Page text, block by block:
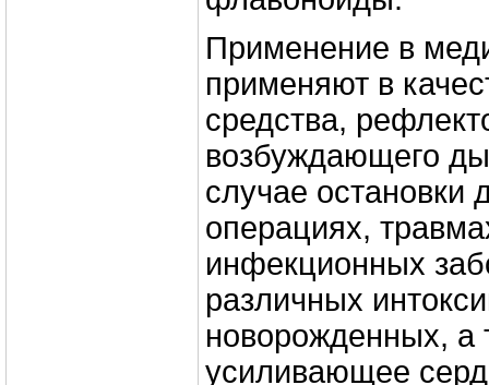
Применение в
применяют в
средства,
возбуждающего
случае остановки
операциях,
инфекционных
различных
новорожденных, а
усиливающее